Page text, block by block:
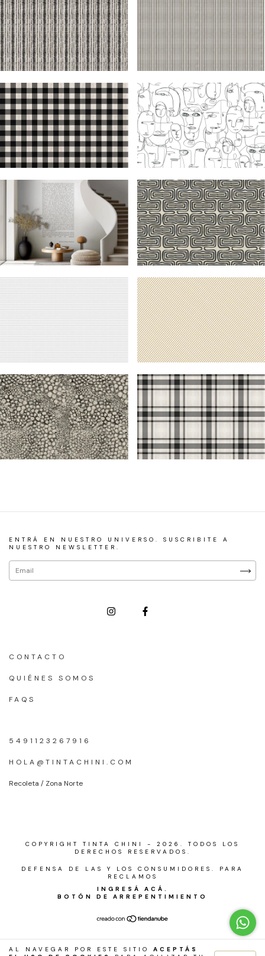
AL NAVEGAR POR ESTE SITIO ACEPTÁS
ENTRÁ EN NUESTRO UNIVERSO. SUSCRIBITE A
NUESTRO NEWSLETTER.
CONTACTO
QUIÉNES SOMOS
FAQS
5491123267916
HOLA@TINTACHINI.COM
Recoleta / Zona Norte
COPYRIGHT TINTA CHINI - 2026. TODOS LOS
DERECHOS RESERVADOS.
DEFENSA DE LAS Y LOS CONSUMIDORES. PARA
RECLAMOS
INGRESÁ ACÁ.
BOTÓN DE ARREPENTIMIENTO